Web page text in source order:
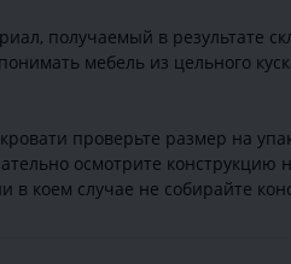
получаемый в результате
мебель из цельного
проверьте размер на
осмотрите
в коем случае не собирайте